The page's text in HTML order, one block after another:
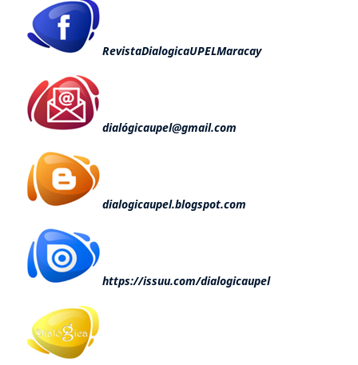
RevistaDialogicaUPELMaracay
dialógicaupel@gmail.com
dialogicaupel.blogspot.com
https://issuu.com/dialogicaupel